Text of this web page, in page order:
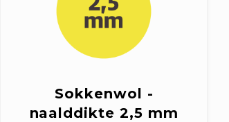
Sokkenwol -
naalddikte 2,5 mm